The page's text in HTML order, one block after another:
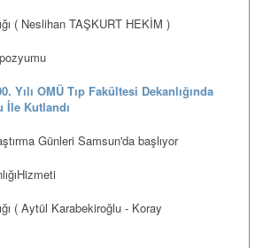
( Neslihan TAŞKURT HEKİM )
Yılı OMÜ Tıp Fakültesi Dekanlığında
İle Kutlandı
Günleri Samsun'da başlıyor
( Aytül Karabekiroğlu - Koray